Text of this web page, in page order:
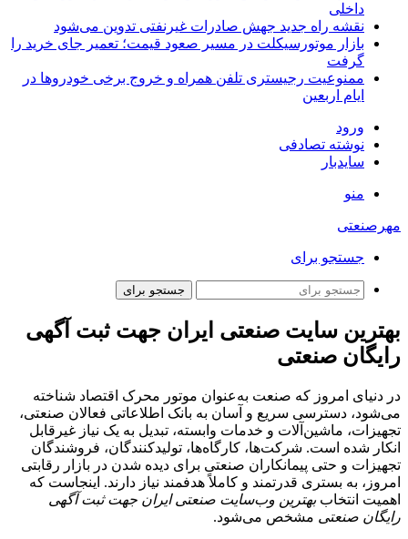
داخلی
نقشه راه جدید جهش صادرات غیرنفتی تدوین می‌شود
بازار موتورسیکلت در مسیر صعود قیمت؛ تعمیر جای خرید را
گرفت
ممنوعیت رجیستری تلفن همراه و خروج برخی خودروها در
ایام اربعین
ورود
نوشته تصادفی
سایدبار
منو
مهرصنعتی
جستجو برای
جستجو برای
بهترین ‌سایت صنعتی ایران جهت ثبت آگهی
رایگان صنعتی
در دنیای امروز که صنعت به‌عنوان موتور محرک اقتصاد شناخته
می‌شود، دسترسی سریع و آسان به بانک اطلاعاتی فعالان صنعتی،
تجهیزات، ماشین‌آلات و خدمات وابسته، تبدیل به یک نیاز غیرقابل
انکار شده است. شرکت‌ها، کارگاه‌ها، تولیدکنندگان، فروشندگان
تجهیزات و حتی پیمانکاران صنعتی برای دیده شدن در بازار رقابتی
امروز، به بستری قدرتمند و کاملاً هدفمند نیاز دارند. اینجاست که
اهمیت انتخاببهترین وب‌سایت صنعتی ایران جهت ثبت آگهی
رایگان صنعتی مشخص می‌شود.